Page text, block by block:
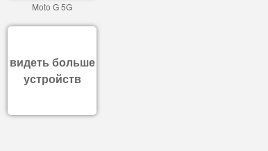
Moto G 5G
видеть больше
устройств